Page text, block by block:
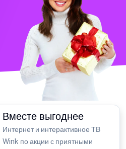
Вместе выгоднее
Интернет и интерактивное ТВ
Wink по акции с приятными